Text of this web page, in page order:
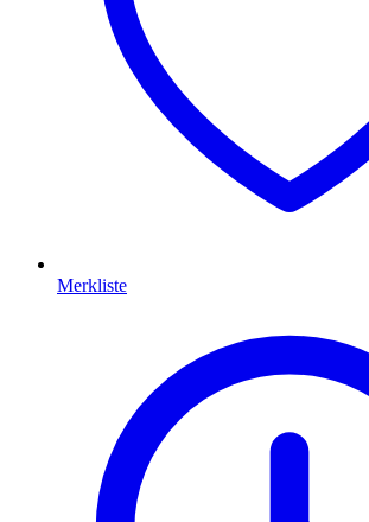
Merkliste